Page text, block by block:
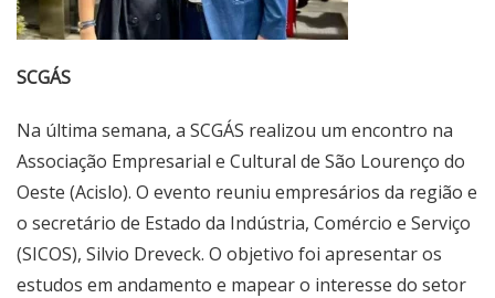
SCGÁS
Na última semana, a SCGÁS realizou um encontro na
Associação Empresarial e Cultural de São Lourenço do
Oeste (Acislo). O evento reuniu empresários da região e
o secretário de Estado da Indústria, Comércio e Serviço
(SICOS), Silvio Dreveck. O objetivo foi apresentar os
estudos em andamento e mapear o interesse do setor